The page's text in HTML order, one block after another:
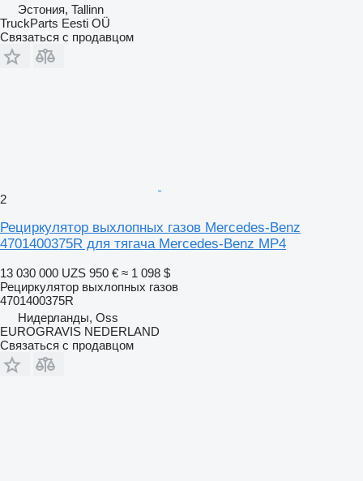
Эстония, Tallinn
TruckParts Eesti OÜ
Связаться с продавцом
2
Рециркулятор выхлопных газов Mercedes-Benz
4701400375R для тягача Mercedes-Benz MP4
13 030 000 UZS 950 € ≈ 1 098 $
Рециркулятор выхлопных газов
4701400375R
Нидерланды, Oss
EUROGRAVIS NEDERLAND
Связаться с продавцом